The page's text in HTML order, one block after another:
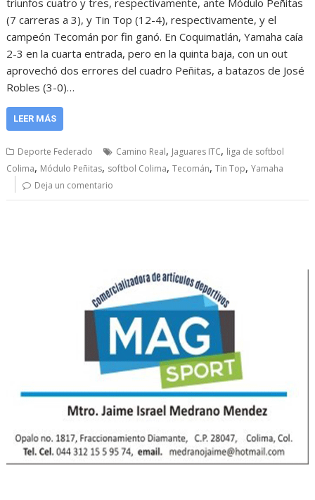
(7 carreras a 3), y Tin Top (12-4), respectivamente, y el
campeón Tecomán por fin ganó. En Coquimatlán, Yamaha caía
2-3 en la cuarta entrada, pero en la quinta baja, con un out
aprovechó dos errores del cuadro Peñitas, a batazos de José
Robles (3-0)…
LEER MÁS
Deporte Federado Camino Real, Jaguares ITC, liga de softbol
Colima, Módulo Peñitas, softbol Colima,Tecomán,Tin Top,Yamaha
Deja un comentario